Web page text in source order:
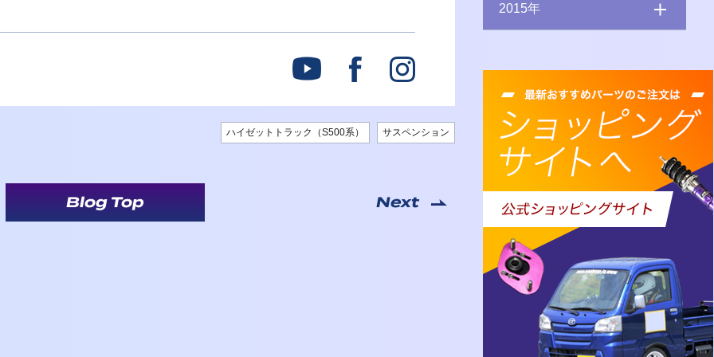
ハイゼットトラック（S500系） サスペンション
Blog Top Next
2015年